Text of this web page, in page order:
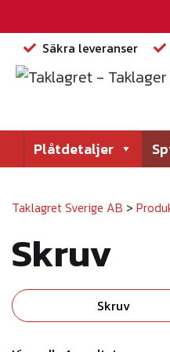
Säkra leveranser
Plåtdetaljer
Taklagret Sverige AB >
Skruv
Skruv